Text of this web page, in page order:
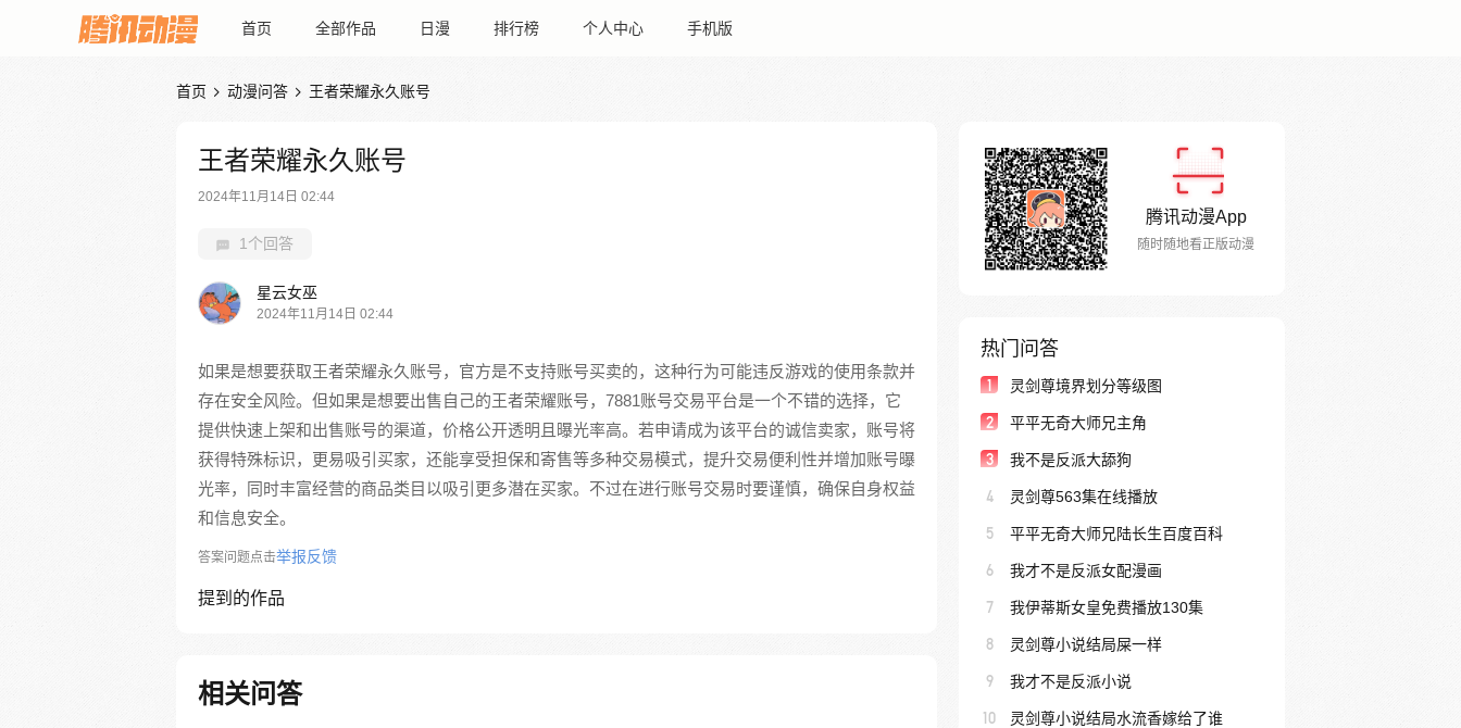
首页 全部作品 日漫 排行榜 个人中心 手机版
首页  动漫问答  王者荣耀永久账号
王者荣耀永久账号
2024年11月14日 02:44
1个回答
星云女巫
2024年11月14日 02:44
如果是想要获取王者荣耀永久账号，官方是不支持账号买卖的，这种行为可能违反游戏的使用条款并
存在安全风险。但如果是想要出售自己的王者荣耀账号，7881账号交易平台是一个不错的选择，它
提供快速上架和出售账号的渠道，价格公开透明且曝光率高。若申请成为该平台的诚信卖家，账号将
获得特殊标识，更易吸引买家，还能享受担保和寄售等多种交易模式，提升交易便利性并增加账号曝
光率，同时丰富经营的商品类目以吸引更多潜在买家。不过在进行账号交易时要谨慎，确保自身权益
和信息安全。
答案问题点击举报反馈
提到的作品
相关问答
腾讯动漫App
随时随地看正版动漫
热门问答
1 灵剑尊境界划分等级图
2 平平无奇大师兄主角
3 我不是反派大舔狗
4 灵剑尊563集在线播放
5 平平无奇大师兄陆长生百度百科
6 我才不是反派女配漫画
7 我伊蒂斯女皇免费播放130集
8 灵剑尊小说结局屎一样
9 我才不是反派小说
10 灵剑尊小说结局水流香嫁给了谁